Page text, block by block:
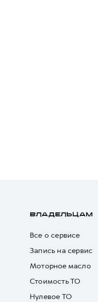
ВЛАДЕЛЬЦАМ
Все о сервисе
Запись на сервис
Моторное масло
Стоимость ТО
Нулевое ТО